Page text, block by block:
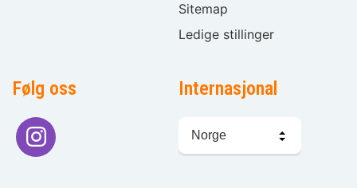
Sitemap
Ledige stillinger
Følg oss Internasjonal